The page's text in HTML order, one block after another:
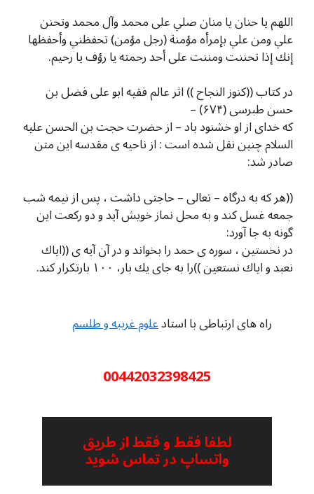
اللهم يا حنان يا منان صلي على محمد وآل محمد وتحنن
علي ومن علي بإمرأه مؤمنة (رجل مؤمن) تحفظني وأحفظها
إنك إذا تحننت ومننت على أحد رحمته يا رؤف يا رحيم.
در كتاب ((كنوز النجاح )) اثر عالم فقیه ابو على فضل بن
حسن طبرسى (۶۷۴) –
كه خداى از او خشنود باد – از حضرت حجت بن الحسن علیه
السلام چنین نقل شده است : از ناحیه ى مقدسه این متن
صادر شد:
((هر كه به درگاه – تعالى – حاجتى داشت ، پس از نیمه شب
جمعه غسل كند و به محل نماز خویش آید و دو ركعت این
گونه به جا آورد:
در نخستین ، سوره ى حمد را بخواند و در آن آیه ى ((ایاك
نعبد و ایاك نستعین ))را به جاى یك بار، ۱۰۰ بارتكرار كند.
راه های ارتباطی با استادعلوم غریبه و طلسم
00442032398425
لطفا فقط و فقط از طریق
واتساپ در تماس شوید